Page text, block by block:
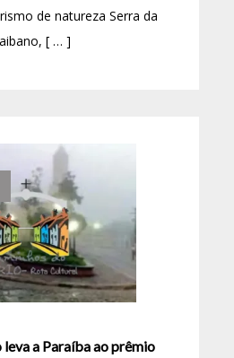
de natureza Serra da
[ … ]
a Paraíba ao prêmio